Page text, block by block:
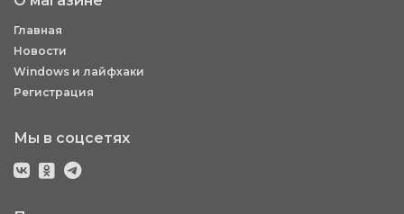
Главная
Новости
Windows и лайфхаки
Регистрация
Мы в соцсетях